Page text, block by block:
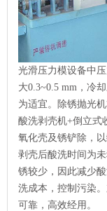
光滑压力模设备中
大0.3~0.5 mm，冷
为适宜。除锈抛光
酸洗剥壳机+倒立式
氧化壳及锈铲除，以
剥壳后酸洗时间为
锈较少，因此减少
洗成本，控制污染
可靠，高效经用。